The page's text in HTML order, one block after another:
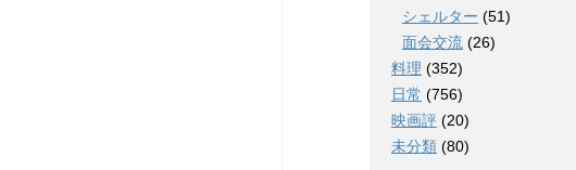
シェルター (51)
面会交流 (26)
料理 (352)
日常 (756)
映画評 (20)
未分類 (80)